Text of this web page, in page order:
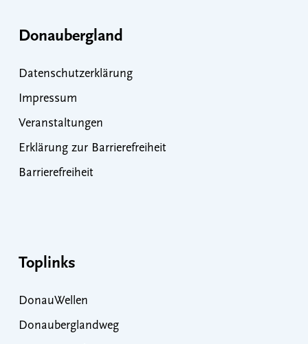
Donaubergland
Datenschutzerklärung
Impressum
Veranstaltungen
Erklärung zur Barrierefreiheit
Barrierefreiheit
Toplinks
DonauWellen
Donauberglandweg